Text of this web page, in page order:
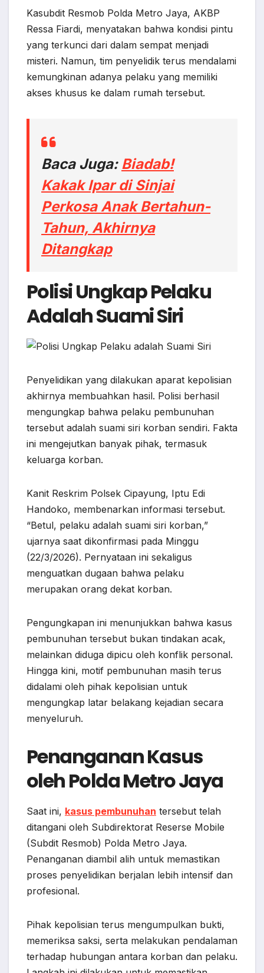
Kasubdit Resmob Polda Metro Jaya, AKBP
Ressa Fiardi, menyatakan bahwa kondisi pintu
yang terkunci dari dalam sempat menjadi
misteri. Namun, tim penyelidik terus mendalami
kemungkinan adanya pelaku yang memiliki
akses khusus ke dalam rumah tersebut.
Baca Juga: Biadab!
Kakak Ipar di Sinjai
Perkosa Anak Bertahun-
Tahun, Akhirnya
Ditangkap
Polisi Ungkap Pelaku
Adalah Suami Siri
Penyelidikan yang dilakukan aparat kepolisian
akhirnya membuahkan hasil. Polisi berhasil
mengungkap bahwa pelaku pembunuhan
tersebut adalah suami siri korban sendiri. Fakta
ini mengejutkan banyak pihak, termasuk
keluarga korban.
Kanit Reskrim Polsek Cipayung, Iptu Edi
Handoko, membenarkan informasi tersebut.
“Betul, pelaku adalah suami siri korban,”
ujarnya saat dikonfirmasi pada Minggu
(22/3/2026). Pernyataan ini sekaligus
menguatkan dugaan bahwa pelaku
merupakan orang dekat korban.
Pengungkapan ini menunjukkan bahwa kasus
pembunuhan tersebut bukan tindakan acak,
melainkan diduga dipicu oleh konflik personal.
Hingga kini, motif pembunuhan masih terus
didalami oleh pihak kepolisian untuk
mengungkap latar belakang kejadian secara
menyeluruh.
Penanganan Kasus
oleh Polda Metro Jaya
Saat ini, kasus pembunuhan tersebut telah
ditangani oleh Subdirektorat Reserse Mobile
(Subdit Resmob) Polda Metro Jaya.
Penanganan diambil alih untuk memastikan
proses penyelidikan berjalan lebih intensif dan
profesional.
Pihak kepolisian terus mengumpulkan bukti,
memeriksa saksi, serta melakukan pendalaman
terhadap hubungan antara korban dan pelaku.